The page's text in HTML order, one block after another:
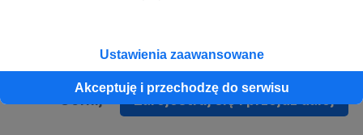
Ustawienia zaawansowane
Akceptuję i przechodzę do serwisu
Zarejestruj się i przejdź dalej